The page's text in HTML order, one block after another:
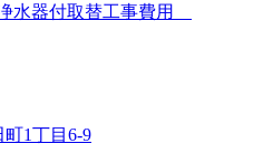
水器付取替工事費用
町1丁目6-9